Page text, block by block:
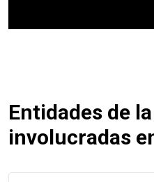
Entidades de la
involucradas